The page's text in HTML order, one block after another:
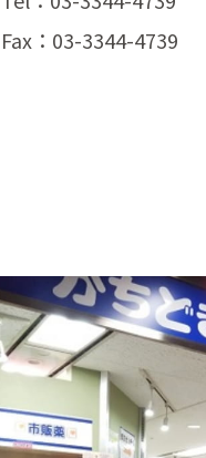
Fax：03-3344-4739